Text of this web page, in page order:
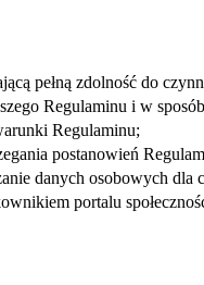
pełną zdolność do
Regulaminu i w
Regulaminu;
postanowień
danych osobowych
portalu